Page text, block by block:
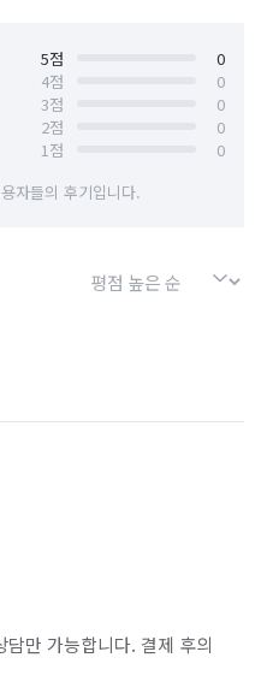
5점
0
4점
0
3점
0
2점
0
1점
0
자들의 후기입니다.
만 가능합니다. 결제 후의